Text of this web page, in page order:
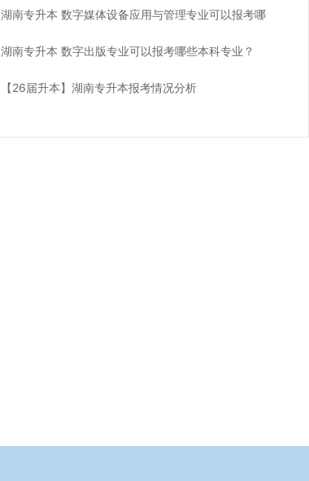
湖南专升本 数字媒体设备应用与管理专业可以报考哪
湖南专升本 数字出版专业可以报考哪些本科专业？
【26届升本】湖南专升本报考情况分析